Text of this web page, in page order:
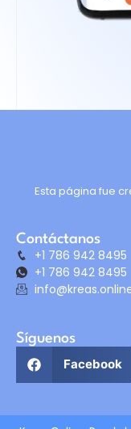
Esta página fue
Contáctanos
+1 786 942 8495
+1 786 942 8495
Síguenos
Facebook